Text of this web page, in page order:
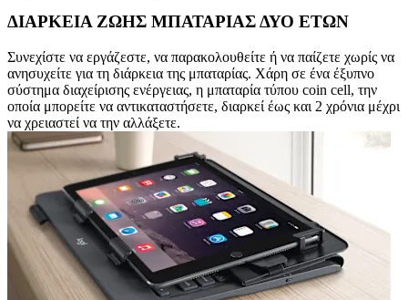
ΔΙΑΡΚΕΙΑ ΖΩΗΣ ΜΠΑΤΑΡΙΑΣ ΔΥΟ ΕΤΩΝ
Συνεχίστε να εργάζεστε, να παρακολουθείτε ή να παίζετε χωρίς να
ανησυχείτε για τη διάρκεια της μπαταρίας. Χάρη σε ένα έξυπνο
σύστημα διαχείρισης ενέργειας, η μπαταρία τύπου coin cell, την
οποία μπορείτε να αντικαταστήσετε, διαρκεί έως και 2 χρόνια μέχρι
να χρειαστεί να την αλλάξετε.